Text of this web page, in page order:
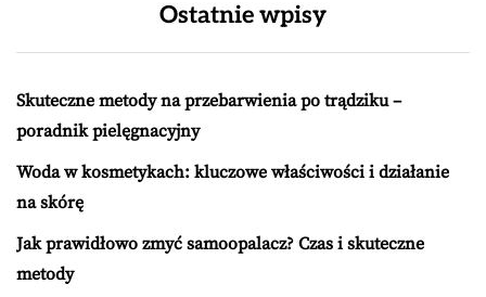
Ostatnie wpisy
Skuteczne metody na przebarwienia po trądziku –
poradnik pielęgnacyjny
Woda w kosmetykach: kluczowe właściwości i działanie
na skórę
Jak prawidłowo zmyć samoopalacz? Czas i skuteczne
metody